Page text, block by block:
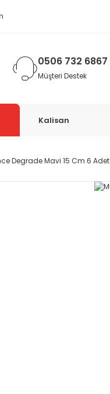
0506 732 6867
Müşteri Destek
Kalisan
Degrade Mavi 15 Cm 6 Adet